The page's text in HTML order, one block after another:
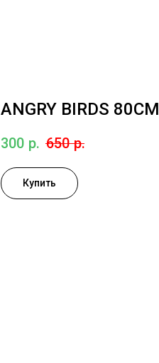
ANGRY BIRDS 80СМ
300 р. 650 р.
Купить